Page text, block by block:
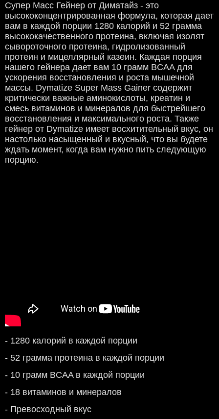
Супер Масс Гейнер от Диматайз - это
высококонцентрированная формула, которая дает
вам в каждой порции 1280 калорий и 52 грамма
высококачественного протеина, включая изолят
сывороточного протеина, гидролизованный
протеин и мицеллярный казеин. Каждая порция
нашего гейнера дает вам 10 грамм BCAA для
ускорения восстановления и роста мышечной
массы. Dymatize Super Mass Gainer содержит
критически важные аминокислоты, креатин и
смесь витаминов и минералов для быстрейшего
восстановления и максимального роста. Также
гейнер от Dymatize имеет восхитительный вкус, он
настолько насыщенный и вкусный, что вы будете
ждать момент, когда вам нужно пить следующую
порцию.
- 1280 калорий в каждой порции
- 52 грамма протеина в каждой порции
- 10 грамм BCAA в каждой порции
- 18 витаминов и минералов
- Превосходный вкус